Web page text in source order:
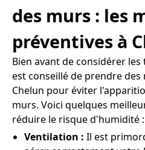
des murs : les
préventives à
Bien avant de considérer
est conseillé de prendre des
Chelun pour éviter
murs. Voici quelques
réduire le risque d'humidité :
Ventilation : Il est